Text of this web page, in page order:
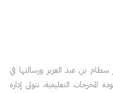
سطام بن عبد العزيز ورسالتها في
التعليمية، تتولى إدارة